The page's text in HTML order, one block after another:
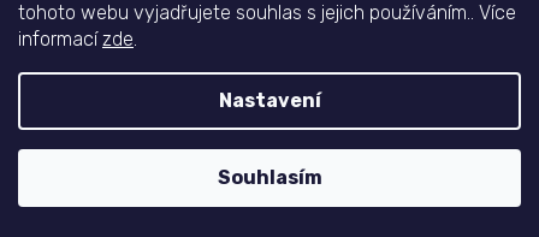
tohoto webu vyjadřujete souhlas s jejich používáním.. Více
informacízde.
Nastavení
Souhlasím